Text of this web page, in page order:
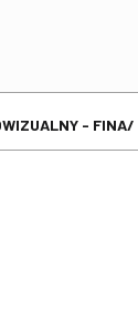
- FINA